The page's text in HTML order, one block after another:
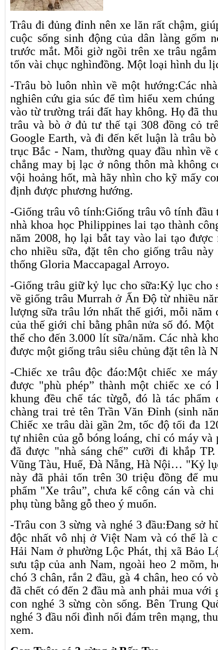
Trâu đi đủng đỉnh nên xe lăn rất chậm,
cuộc sống sinh động của dân làng gốm
trước mắt. Mỗi giờ ngồi trên xe trâu
tốn vài chục nghìnđồng. Một loại hình du
-Trâu bò luôn nhìn về một hướng:Các
nghiên cứu gia súc để tìm hiểu xem
vào từ trường trái đất hay không. Họ đã
trâu và bò ở đủ tư thế tại 308 đồng cỏ
Google Earth, và đi đến kết luận là trâu
trục Bắc - Nam, thường quay đầu nhìn về
chẳng may bị lạc ở nông thôn mà không
vội hoảng hốt, mà hãy nhìn cho kỹ mấy
định được phương hướng.
-Giống trâu vô tính:Giống trâu vô tính đầu
nhà khoa học Philippines lai tạo thành
năm 2008, họ lại bắt tay vào lai tạo được
cho nhiều sữa, đặt tên cho giống trâu
thống Gloria Maccapagal Arroyo.
-Giống trâu giữ kỷ lục cho sữa:Kỷ lục cho
về giống trâu Murrah ở Ấn Độ từ nhiều
lượng sữa trâu lớn nhất thế giới, mỗi năm
của thế giới chỉ bằng phân nửa số đó.
thể cho đến 3.000 lít sữa/năm. Các nhà
được một giống trâu siêu chủng đặt tên là
-Chiếc xe trâu độc đáo:Một chiếc xe
được "phù phép” thành một chiếc xe có
khung đều chế tác từgỗ, đó là tác phẩm
chàng trai trẻ tên Trần Văn Đỉnh (sinh
Chiếc xe trâu dài gần 2m, tốc độ tối đa
tự nhiên của gỗ bóng loáng, chỉ có máy
đã được "nhà sáng chế” cưỡi đi khắp
Vũng Tàu, Huế, Đà Nẵng, Hà Nội… "Kỷ
này đã phải tốn trên 30 triệu đồng để
phẩm "Xe trâu”, chưa kể công cán và
phụ tùng bằng gỗ theo ý muốn.
-Trâu con 3 sừng và nghé 3 đầu:Đang sở
độc nhất vô nhị ở Việt Nam và có thể là
Hải Nam ở phường Lộc Phát, thị xã Bảo
sưu tập của anh Nam, ngoài heo 2 mõm,
chó 3 chân, rắn 2 đầu, gà 4 chân, heo có
đã chết có đến 2 đầu mà anh phải mua
con nghé 3 sừng còn sống. Bên Trung
nghé 3 đầu nổi đình nổi đám trên mạng,
xem.